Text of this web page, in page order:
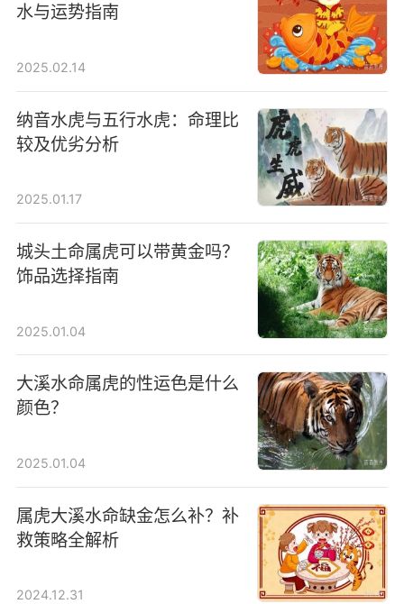
水与运势指南
2025.02.14
纳音水虎与五行水虎：命理比
较及优劣分析
2025.01.17
城头土命属虎可以带黄金吗？
饰品选择指南
2025.01.04
大溪水命属虎的性运色是什么
颜色？
2025.01.04
属虎大溪水命缺金怎么补？补
救策略全解析
2024.12.31